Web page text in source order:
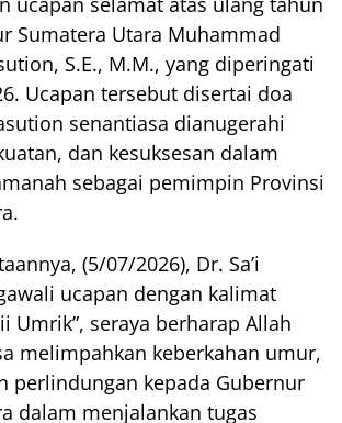
Sumatera Utara Muhammad
S.E., M.M., yang diperingati
Ucapan tersebut disertai doa
senantiasa dianugerahi
dan kesuksesan dalam
sebagai pemimpin Provinsi
(5/07/2026), Dr. Sa’i
ucapan dengan kalimat
Umrik”, seraya berharap Allah
melimpahkan keberkahan umur,
perlindungan kepada Gubernur
dalam menjalankan tugas